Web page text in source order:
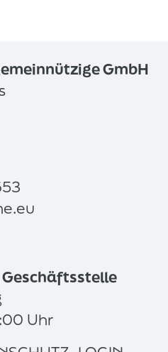
GmbH
Uhr